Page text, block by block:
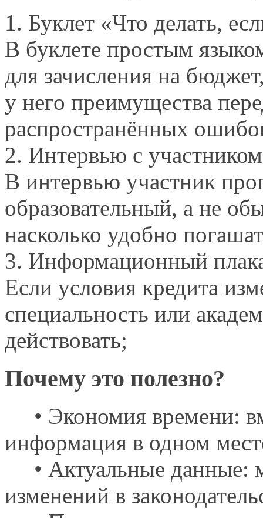
1. Буклет «Что делать,
В буклете простым
для зачисления на
у него преимущества
распространённых
2. Интервью с участником
В интервью участник
образовательный, а не
насколько удобно
3. Информационный
Если условия кредита
специальность или
действовать;
Почему это полезно?
• Экономия времени:
информация в одном
• Актуальные данные:
изменений в